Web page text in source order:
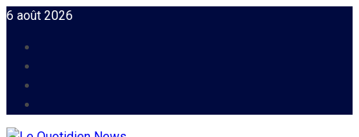
Skip
content
6 août 2026